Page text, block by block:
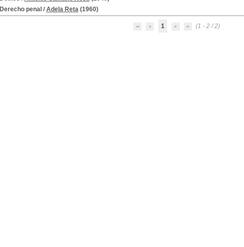
Derecho penal / Adela Reta(1960)
1 (1 - 2 / 2)